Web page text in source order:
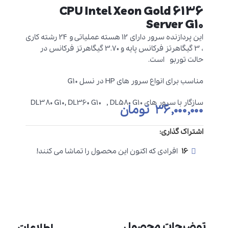
CPU Intel Xeon Gold 6136
Server G10
این پردازنده سرور دارای 12 هسته عملیاتی و 24 رشته کاری
، 3 گیگاهرتز فرکانس پایه و 3.70 گیگاهرتز فرکانس در
حالت توربو است.
مناسب برای انواع سرور های HP در نسل G10
سازگار با سرور های DL380 G10, DL360 G10 , DL580 G10
۳۶,۰۰۰,۰۰۰ تومان
اشتراک گذاری:
16 افرادی که اکنون این محصول را تماشا می کنند!